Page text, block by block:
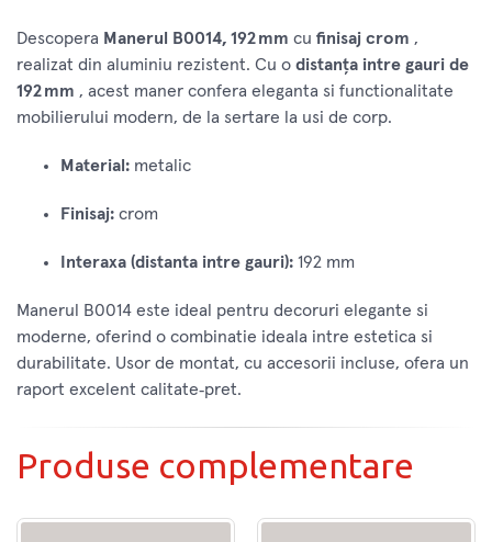
Descopera Manerul B0014, 192 mm cu finisaj crom ,
realizat din aluminiu rezistent. Cu o distanța intre gauri de
192 mm , acest maner confera eleganta si functionalitate
mobilierului modern, de la sertare la usi de corp.
Material: metalic
Finisaj: crom
Interaxa (distanta intre gauri): 192 mm
Manerul B0014 este ideal pentru decoruri elegante si
moderne, oferind o combinatie ideala intre estetica si
durabilitate. Usor de montat, cu accesorii incluse, ofera un
raport excelent calitate‑pret.
Produse complementare